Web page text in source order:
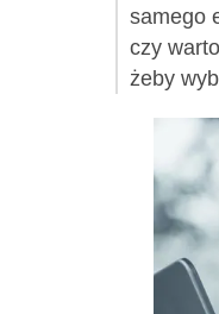
samego
czy
żeby